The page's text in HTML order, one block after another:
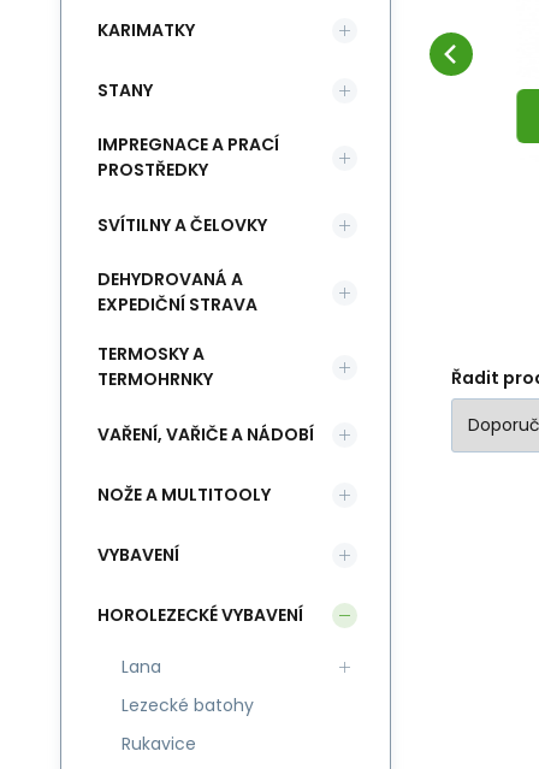
Řadit
KARIMATKY
STANY
IMPREGNACE A PRACÍ
PROSTŘEDKY
SVÍTILNY A ČELOVKY
DEHYDROVANÁ A
EXPEDIČNÍ STRAVA
TERMOSKY A
TERMOHRNKY
VAŘENÍ, VAŘIČE A NÁDOBÍ
NOŽE A MULTITOOLY
VYBAVENÍ
HOROLEZECKÉ VYBAVENÍ
Lana
Lezecké batohy
Rukavice